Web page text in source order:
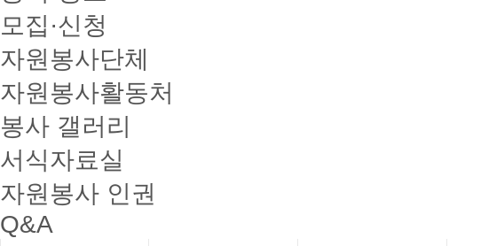
모집·신청
자원봉사단체
자원봉사활동처
봉사 갤러리
서식자료실
자원봉사 인권
Q&A